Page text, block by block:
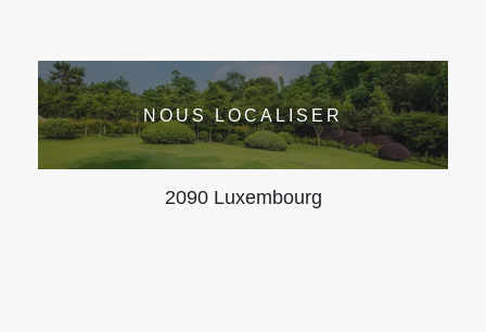
NOUS LOCALISER
2090 Luxembourg